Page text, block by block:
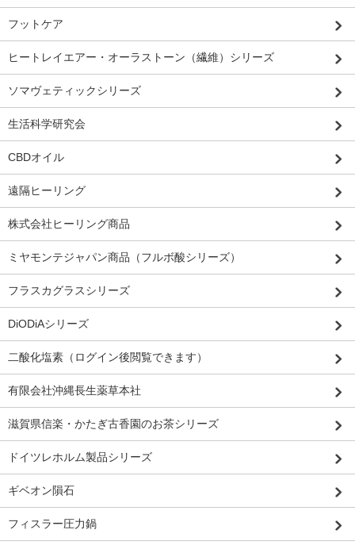
フットケア
ヒートレイエアー・オーラストーン（繊維）シリーズ
ソマヴェティックシリーズ
生活科学研究会
CBDオイル
遠隔ヒーリング
株式会社ヒーリング商品
ミヤモンテジャパン商品（フルボ酸シリーズ）
フラスカグラスシリーズ
DiODiAシリーズ
二酸化塩素（ログイン後閲覧できます）
有限会社沖縄長生薬草本社
滋賀県信楽・かたぎ古香園のお茶シリーズ
ドイツレホルム製品シリーズ
ギベオン隕石
フィスラー圧力鍋